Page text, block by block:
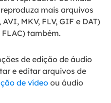
mais arquivos
MKV, FLV, GIF e DAT)
FLAC) também.
de edição de áudio
e editar arquivos de
de vídeoou áudio